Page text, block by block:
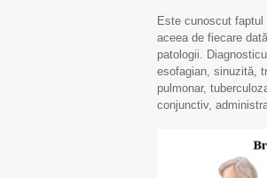
Este cunoscut
aceea de fiecare
patologii.
esofagian, sinuzită,
pulmonar,
conjunctiv,